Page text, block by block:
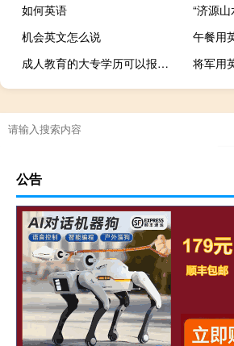
如何英语
“济源
机会英文怎么说
午餐用
成人教育的大专学历可以报考教师资格证吗
将军用
公告